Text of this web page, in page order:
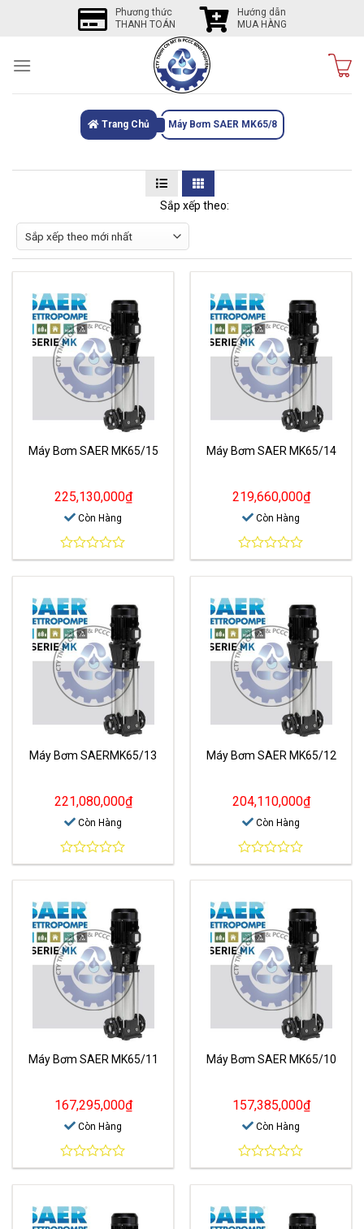
Phương thức
THANH TOÁN
Hướng dẫn
MUA HÀNG
Trang Chủ Máy Bơm SAER MK65/8
Sắp xếp theo:
Máy Bơm SAER MK65/15
225,130,000₫
Còn Hàng
0
out
5
Máy Bơm SAER MK65/14
219,660,000₫
Còn Hàng
0
out
5
Máy Bơm SAERMK65/13
221,080,000₫
Còn Hàng
0
out
5
Máy Bơm SAER MK65/12
204,110,000₫
Còn Hàng
0
out
5
Máy Bơm SAER MK65/11
167,295,000₫
Còn Hàng
0
out
5
Máy Bơm SAER MK65/10
157,385,000₫
Còn Hàng
0
out
5